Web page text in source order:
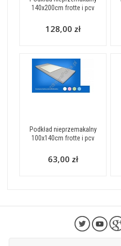
140x200cm frotte i pcv
128,00 zł
Podkład nieprzemakalny
100x140cm frotte i pcv
63,00 zł